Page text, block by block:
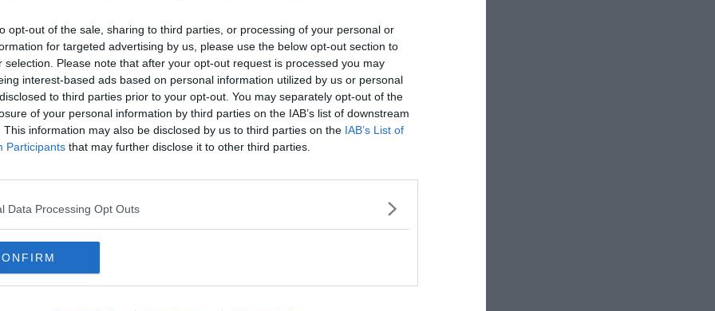
opt-out of the sale, sharing to third parties, or processing of your personal or
for targeted advertising by us, please use the below opt-out section to
selection. Please note that after your opt-out request is processed you may
interest-based ads based on personal information utilized by us or personal
to third parties prior to your opt-out. You may separately opt-out of the
of your personal information by third parties on the IAB’s list of downstream
This information may also be disclosed by us to third parties on the IAB’s List of
Participants that may further disclose it to other third parties.
Data Processing Opt Outs
per un rapporto duraturo e il segno piú fedele dello
della vita, se riesce a trovare un’compagno, che non gli fa
puó innamorarsi benissimo e mantenere la sua relazione per
ad un partner che lo trascura, eventualmente potrá
ai dettagli, che non venga scoperto.
a vivere i sentimenti profondamente. Al segno del
i sentimenti, per lui é una cosa fondamentale a vivere in
se si trova bene in famiglia, non gli viene mai in mente di
é un pezzo di ghiaccio, invece i sentimenti li vive
passionale, nella giovane etá é uno dei segni piú frivoli
la persona giusta, potrá essere il piú fedele di tutti. Il
se gli vengono dette solamente due parole sdolcinate, lui si fa
sempre presente, per poterlo guidare, c’e il rischio che si
degli eventi.